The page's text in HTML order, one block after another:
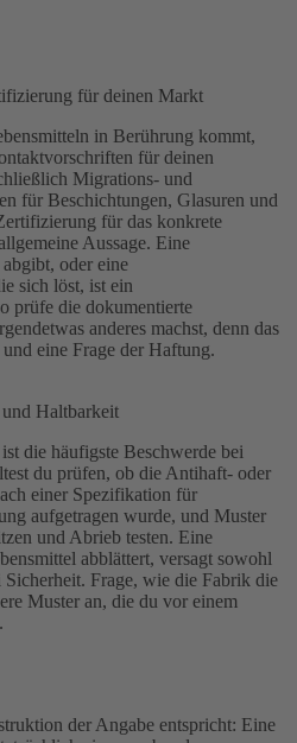
für deinen Markt
in Berührung kommt,
für deinen
Migrations- und
für Beschichtungen, Glasuren und
für das konkrete
Aussage. Eine
oder eine
sich löst, ist ein
prüfe die dokumentierte
anderes machst, denn das
eine Frage der Haftung.
Haltbarkeit
die häufigste Beschwerde bei
du prüfen, ob die Antihaft- oder
einer Spezifikation für
aufgetragen wurde, und Muster
und Abrieb testen. Eine
abblättert, versagt sowohl
Sicherheit. Frage, wie die Fabrik die
Muster an, die du vor einem
der Angabe entspricht: Eine